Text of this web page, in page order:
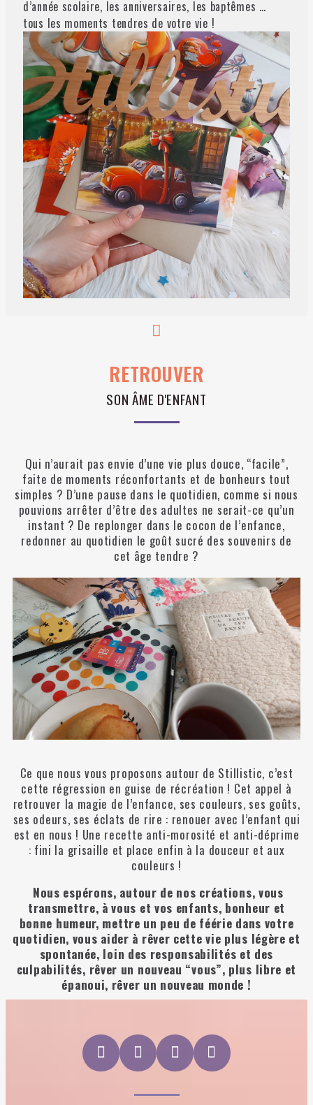
d’année scolaire, les anniversaires, les baptêmes …
tous les moments tendres de votre vie !
RETROUVER
SON ÂME D'ENFANT
Qui n’aurait pas envie d’une vie plus douce, “facile”,
faite de moments réconfortants et de bonheurs tout
simples ? D’une pause dans le quotidien, comme si nous
pouvions arrêter d’être des adultes ne serait-ce qu’un
instant ? De replonger dans le cocon de l’enfance,
redonner au quotidien le goût sucré des souvenirs de
cet âge tendre ?
Ce que nous vous proposons autour de Stillistic, c’est
cette régression en guise de récréation ! Cet appel à
retrouver la magie de l’enfance, ses couleurs, ses goûts,
ses odeurs, ses éclats de rire : renouer avec l’enfant qui
est en nous ! Une recette anti-morosité et anti-déprime
: fini la grisaille et place enfin à la douceur et aux
couleurs !
Nous espérons, autour de nos créations, vous
transmettre, à vous et vos enfants, bonheur et
bonne humeur, mettre un peu de féérie dans votre
quotidien, vous aider à rêver cette vie plus légère et
spontanée, loin des responsabilités et des
culpabilités, rêver un nouveau “vous”, plus libre et
épanoui, rêver un nouveau monde !